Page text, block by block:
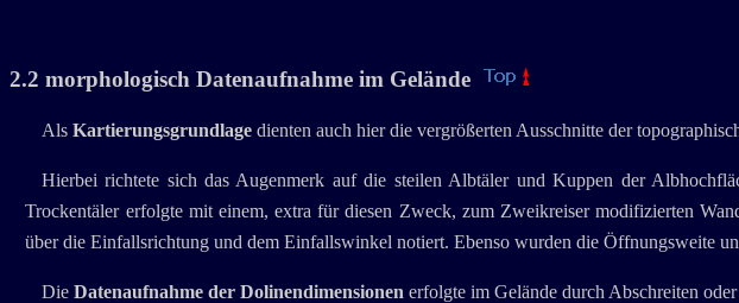
2.2 morphologisch Datenaufnahme im Gelände
Als Kartierungsgrundlagedienten auch hier die vergrößerten Ausschnitte der
Hierbei richtete sich das Augenmerk auf die steilen Albtäler und Kuppen der
Trockentäler erfolgte mit einem, extra für diesen Zweck, zum Zweikreiser modifizierten
über die Einfallsrichtung und dem Einfallswinkel notiert. Ebenso wurden die Öffnungsweite
Die Datenaufnahme der Dolinendimensionen erfolgte im Gelände durch Abschreiten